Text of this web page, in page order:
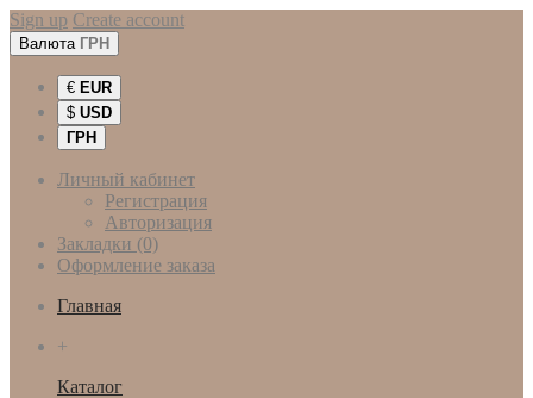
Sign up Create account
Валюта ГРН
€ EUR
$ USD
ГРН
Личный кабинет
Регистрация
Авторизация
Закладки (0)
Оформление заказа
Главная
+
Каталог